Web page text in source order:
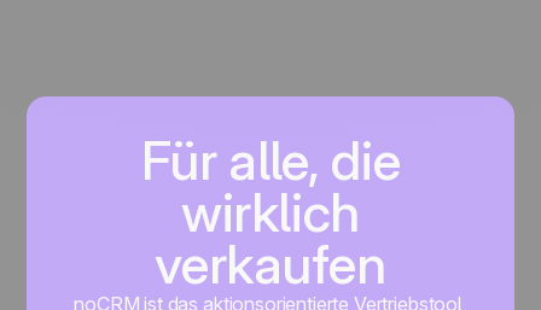
Für alle, die
wirklich
verkaufen
noCRM ist das aktionsorientierte Vertriebstool,